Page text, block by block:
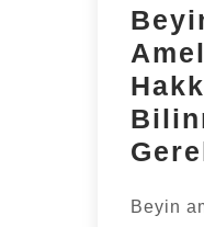
Beyin